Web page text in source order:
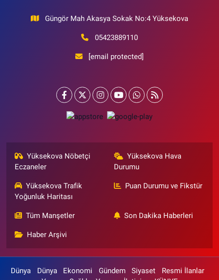
Güngör Mah Akasya Sokak No:4 Yüksekova
05423889110
[email protected]
Yüksekova Nöbetçi
Eczaneler
Yüksekova Hava
Durumu
Yüksekova Trafik
Yoğunluk Haritası
Puan Durumu ve Fikstür
Tüm Manşetler Son Dakika Haberleri
Haber Arşivi
Dünya Dünya Ekonomi Gündem Siyaset
Resmi İlanlar